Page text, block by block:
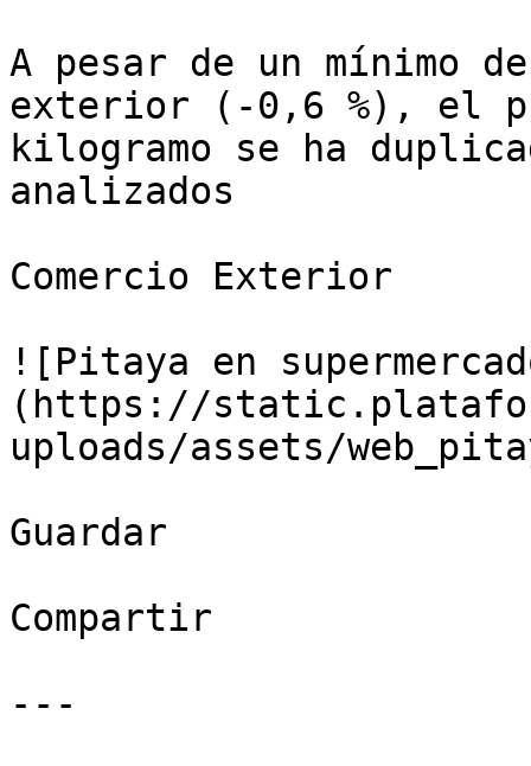
A pesar de un mínimo
exterior (-0,6 %), el
kilogramo se ha
analizados
Comercio Exterior
![Pitaya en
(https://
uploads/assets/
Guardar
Compartir
---